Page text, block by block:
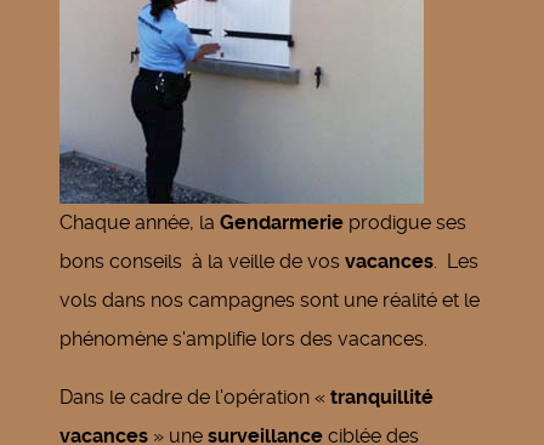
Chaque année, la Gendarmerie prodigue ses
bons conseils à la veille de vos vacances. Les
vols dans nos campagnes sont une réalité et le
phénomène s'amplifie lors des vacances.
Dans le cadre de l'opération « tranquillité
vacances » une surveillance ciblée des